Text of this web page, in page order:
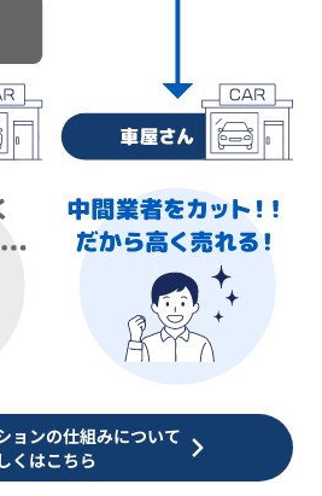
ョンの仕組みについて
くはこちら